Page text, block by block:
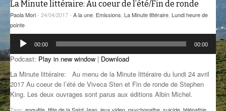
L’ASTUCE DE LA PORTE EN BOIS
LA FABRIK POÉTIK
LA MINUTE LITTÉRAIRE
La Minute littéraire: Au coeur de l’été/Fin de ronde
Paola Mori- 24/04/2017 - A la une, Emissions, La Minute littéraire, Lundi heure de
pointe
Lecteur
audio
00:00 00:00
Podcast: Play in new window | Download
La Minute littéraire: Au menu de la Minute littéraire du lundi 24 avril
2017 Au coeur de l’été de Viveca Sten et Fin de ronde de Stephen
King. Les deux ouvrages sont parus aux éditions Albin Michel.